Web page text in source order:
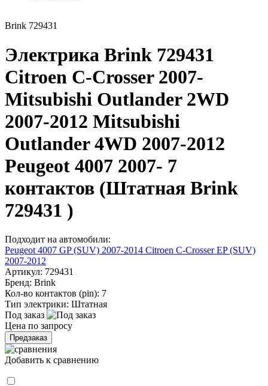
Brink 729431
Электрика Brink 729431
Citroen C-Crosser 2007-
Mitsubishi Outlander 2WD
2007-2012 Mitsubishi
Outlander 4WD 2007-2012
Peugeot 4007 2007- 7
контактов (Штатная Brink
729431 )
Подходит на автомобили:
Peugeot 4007 GP (SUV) 2007-2014 Citroen C-Crosser EP (SUV)
2007-2012
Артикул: 729431
Бренд: Brink
Кол-во контактов (pin): 7
Тип электрики: Штатная
Под заказ
Цена по запросу
Предзаказ
Добавить к сравнению